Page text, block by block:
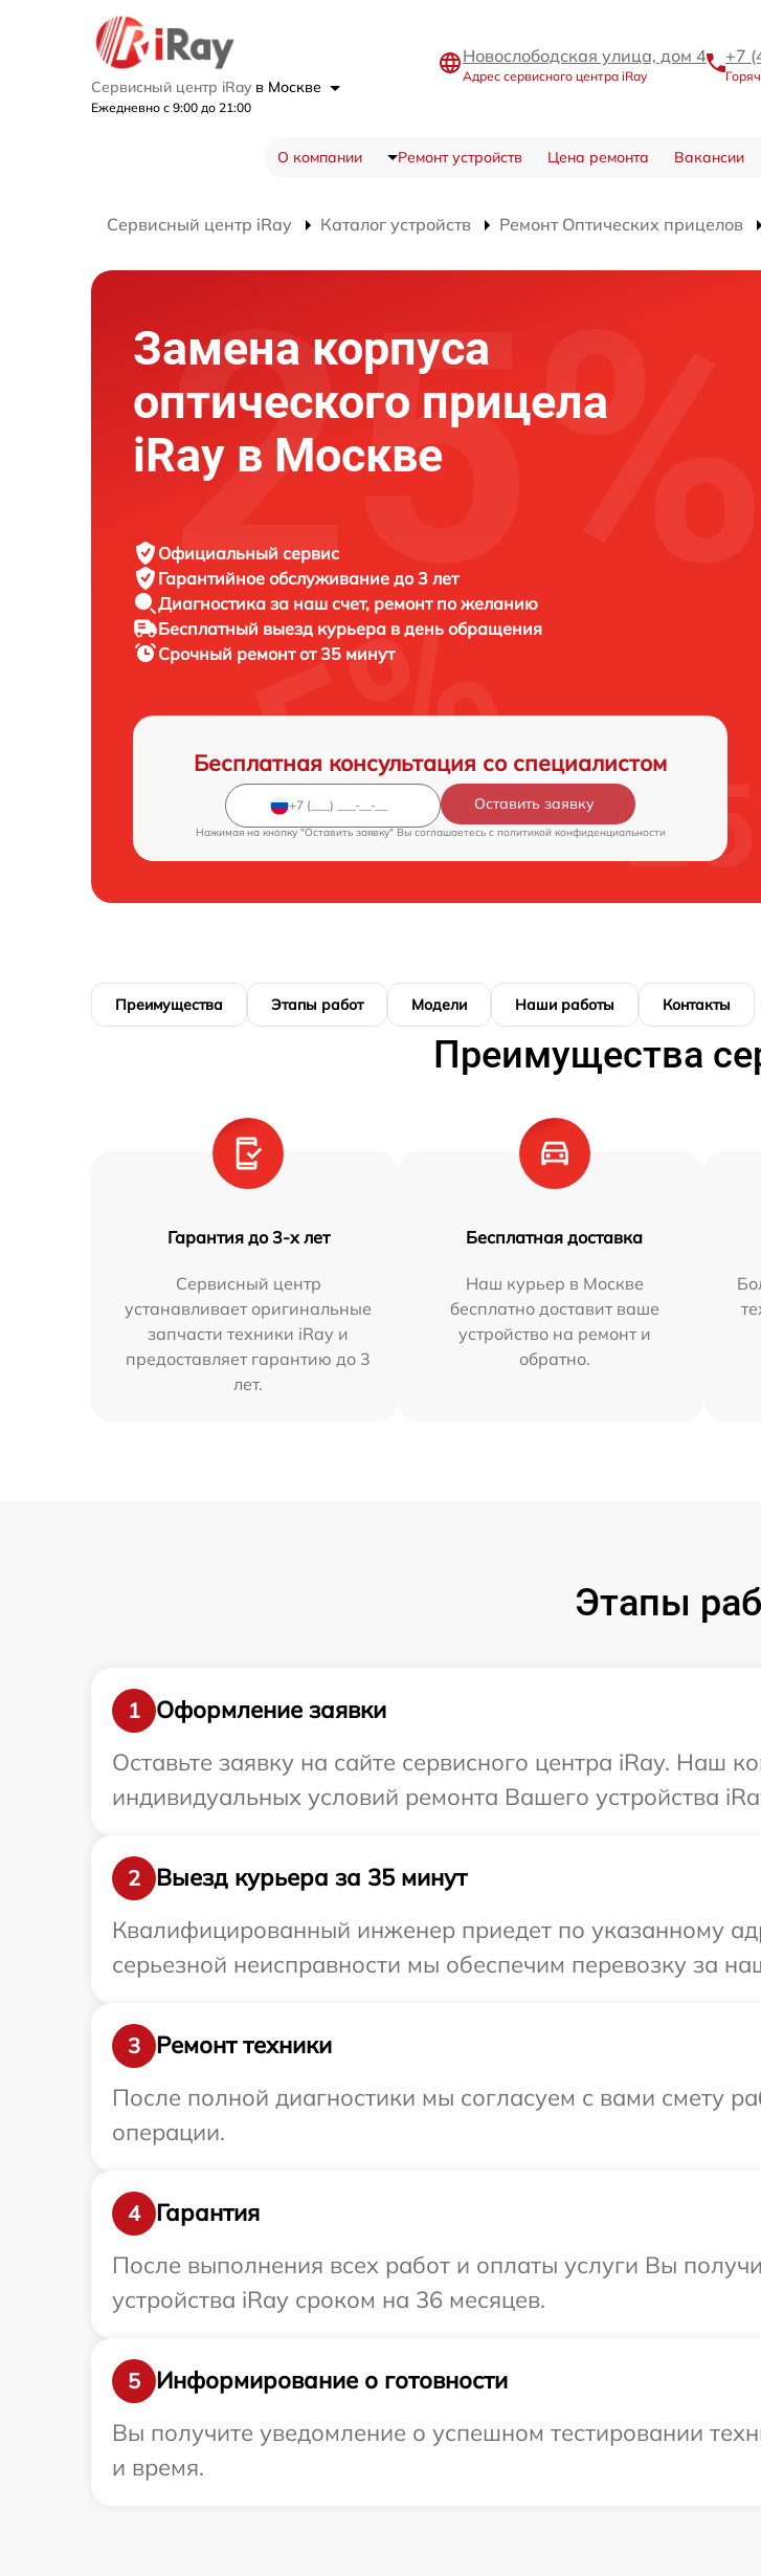
Сервисный центр iRay в Москве
Ежедневно с 9:00 до 21:00
Новослободская улица, дом 4
Адрес сервисного центра iRay
+7
О компании Ремонт устройств Цена ремонта Вакансии
Сервисный центр iRay Каталог устройств Ремонт Оптических прицелов
Замена корпуса
оптического прицела
iRay в Москве
Официальный сервис
Гарантийное обслуживание до 3 лет
Диагностика за наш счет, ремонт по желанию
Бесплатный выезд курьера в день обращения
Срочный ремонтот 35 минут
Бесплатная консультация со специалистом
Оставить заявку
Нажимая на кнопку "Оставить заявку" Вы соглашаетесь c политикой конфиденциальности
Преимущества Этапы работ Модели Наши работы Контакты
Преимущества
Гарантия до 3-х лет
Сервисный центр
устанавливает оригинальные
запчасти техники iRay и
предоставляет гарантию до 3
лет.
Бесплатная доставка
Наш курьер в Москве
бесплатно доставит ваше
устройство на ремонт и
обратно.
Этапы
1
Оформление заявки
Оставьте заявку на сайте сервисного центра iRay. Наш
индивидуальных условий ремонта Вашего устройства
2
Выезд курьера за 35 минут
Квалифицированный инженер приедет по указанному
серьезной неисправности мы обеспечим перевозку за
3
Ремонт техники
После полной диагностики мы согласуем с вами смету
операции.
4
Гарантия
После выполнения всех работ и оплаты услуги Вы
устройства iRay сроком на 36 месяцев.
5
Информирование о готовности
Вы получите уведомление о успешном тестировании
и время.